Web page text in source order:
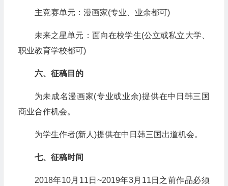
主竞赛单元：漫画家(专业、业余都可)
未来之星单元：面向在校学生(公立或私立大学、
职业教育学校都可)
六、征稿目的
为未成名漫画家(专业或业余)提供在中日韩三国
商业合作机会。
为学生作者(新人)提供在中日韩三国出道机会。
七、征稿时间
2018年10月11日~2019年3月11日之前作品必须